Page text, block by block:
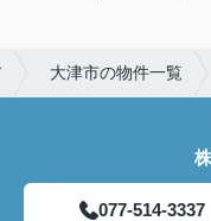
大津市の物件一覧
077-514-3337